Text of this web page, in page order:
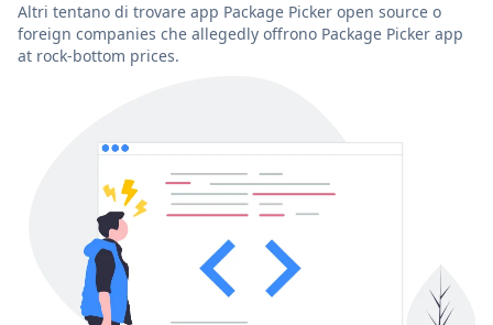
Altri tentano di trovare app Package Picker open source o
foreign companies che allegedly offrono Package Picker app
at rock-bottom prices.